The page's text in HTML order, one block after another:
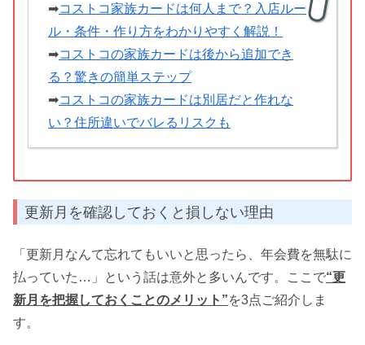
➡コストコ家族カードは何人まで？入店ルー
ル・条件・作り方をわかりやすく解説！
➡コストコの家族カードは後から追加でき
る？驚きの簡単ステップ
➡コストコの家族カードは別居だと作れな
い？住所違いでバレるリスクも
更新月を確認しておくと損しない理由
「更新月なんて忘れてもいいと思ったら、年会費を無駄に
払っていた…」という話は意外と多いんです。ここで“更
新月を把握しておくことのメリット”を3点ご紹介しま
す。